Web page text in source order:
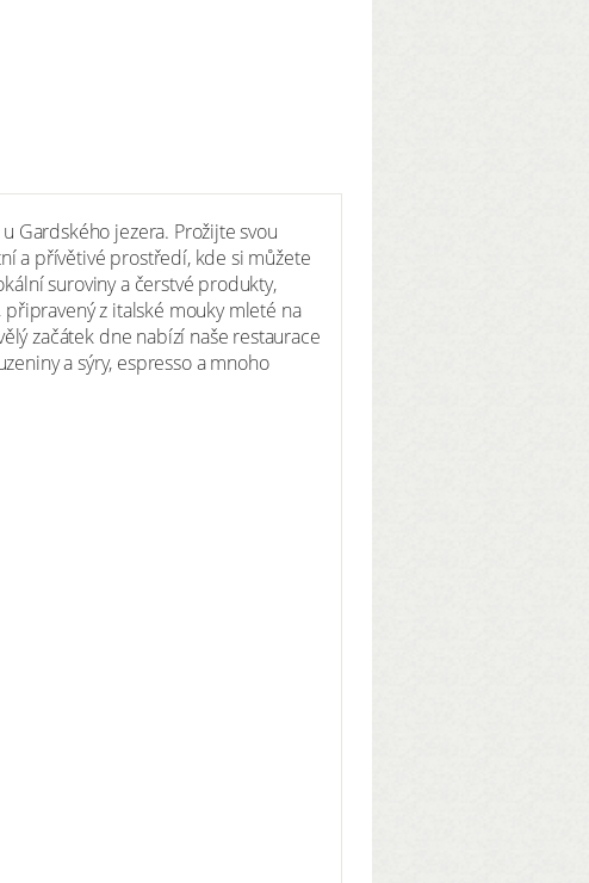
Gardského jezera. Prožijte svou
a přívětivé prostředí, kde si můžete
suroviny a čerstvé produkty,
z italské mouky mleté na
začátek dne nabízí naše restaurace
a sýry, espresso a mnoho